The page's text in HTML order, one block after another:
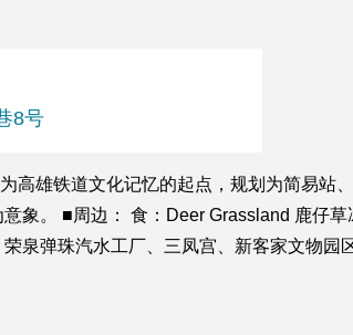
8号
高雄铁道文化记忆的起点，规划为简易
象。 ■周边： 食：Deer Grassland 鹿仔
泉弹珠汽水工厂、三凤宫、新客家文物园